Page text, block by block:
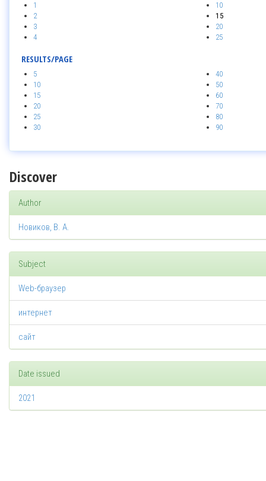
1
2
3
4
10
15
20
25
RESULTS/PAGE
5
10
15
20
25
30
40
50
60
70
80
90
Discover
Author
Новиков, В. А.
Subject
Web-браузер
интернет
сайт
Date issued
2021